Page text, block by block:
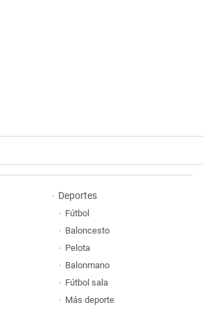
Deportes
Fútbol
Baloncesto
Pelota
Balonmano
Fútbol sala
Más deporte